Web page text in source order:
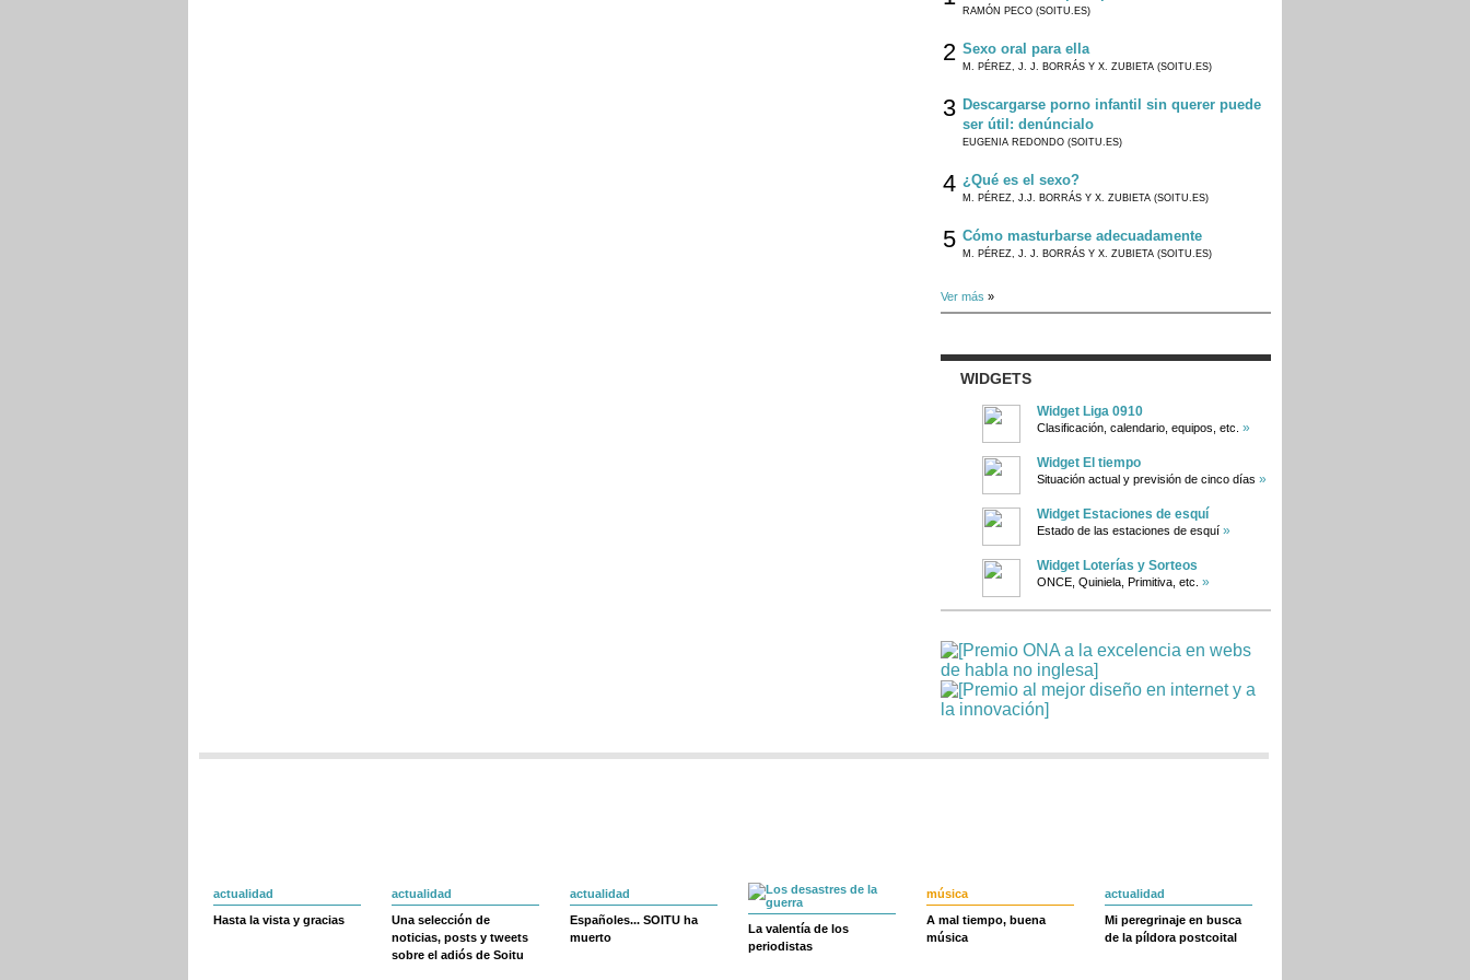
RAMÓN PECO (SOITU.ES)
2 Sexo oral para ella
M. PÉREZ, J. J. BORRÁS Y X. ZUBIETA (SOITU.ES)
3 Descargarse porno infantil sin querer puede
ser útil: denúncialo
EUGENIA REDONDO (SOITU.ES)
4 ¿Qué es el sexo?
M. PÉREZ, J.J. BORRÁS Y X. ZUBIETA (SOITU.ES)
5 Cómo masturbarse adecuadamente
M. PÉREZ, J. J. BORRÁS Y X. ZUBIETA (SOITU.ES)
Ver más »
WIDGETS
Widget Liga 0910
Clasificación, calendario, equipos, etc. »
Widget El tiempo
Situación actual y previsión de cinco días »
Widget Estaciones de esquí
Estado de las estaciones de esquí »
Widget Loterías y Sorteos
ONCE, Quiniela, Primitiva, etc. »
actualidad
Hasta la vista y gracias
actualidad
Una selección de
noticias, posts y tweets
sobre el adiós de Soitu
actualidad
Españoles... SOITU ha
muerto
La valentía de los
periodistas
música
A mal tiempo, buena
música
actualidad
Mi peregrinaje en busca
de la píldora postcoital